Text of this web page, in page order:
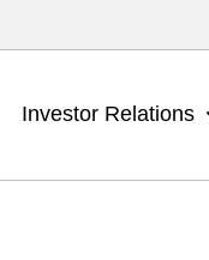
Investor Relations